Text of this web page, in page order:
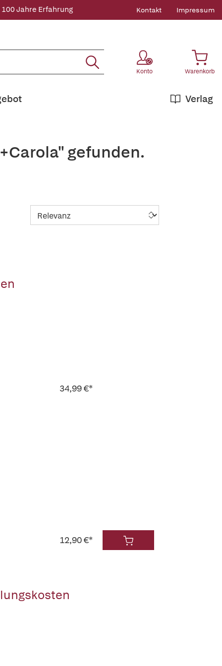
100 Jahre Erfahrung Kontakt Impressum
Konto Warenkorb
Verlag
gefunden.
34,99 €*
12,90 €*